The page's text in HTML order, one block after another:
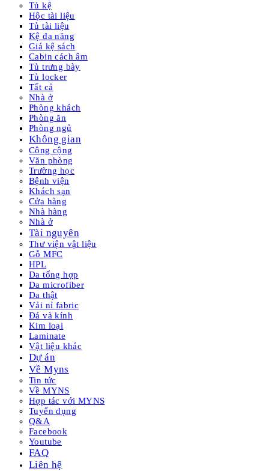
Tủ kệ
Hộc tài liệu
Tủ tài liệu
Kệ đa năng
Giá kệ sách
Cabin cách âm
Tủ trưng bày
Tủ locker
Tất cả
Nhà ở
Phòng khách
Phòng ăn
Phòng ngủ
Không gian
Công cộng
Văn phòng
Trường học
Bệnh viện
Khách sạn
Cửa hàng
Nhà hàng
Nhà ở
Tài nguyên
Thư viện vật liệu
Gỗ MFC
HPL
Da tổng hợp
Da microfiber
Da thật
Vải nỉ fabric
Đá và kính
Kim loại
Laminate
Vật liệu khác
Dự án
Về Myns
Tin tức
Về MYNS
Hợp tác với MYNS
Tuyển dụng
Q&A
Facebook
Youtube
FAQ
Liên hệ